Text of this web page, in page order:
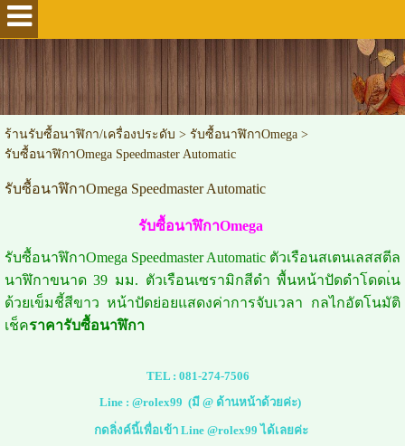
ร้านรับซื้อนาฬิกา/เครื่องประดับ > รับซื้อนาฬิกาOmega>
รับซื้อนาฬิกาOmega Speedmaster Automatic
รับซื้อนาฬิกาOmega Speedmaster Automatic
รับซื้อนาฬิกาOmega
รับซื้อนาฬิกาOmega Speedmaster Automatic ตัวเรือนสเตนเลสสตีล
นาฬิกาขนาด 39 มม. ตัวเรือนเซรามิกสีดำ พื้นหน้าปัดดำโดดเ่น
ด้วยเข็มชี้สีขาว หน้าปัดย่อยแสดงค่าการจับเวลา กลไกอัตโนมัติ
เช็คราคารับซื้อนาฬิกา
TEL : 081-274-7506
Line :@rolex99 (มี @ ด้านหน้าด้วยค่ะ)
กดลิ่งค์นี้เพื่อเข้า Line @rolex99 ได้เลยค่ะ